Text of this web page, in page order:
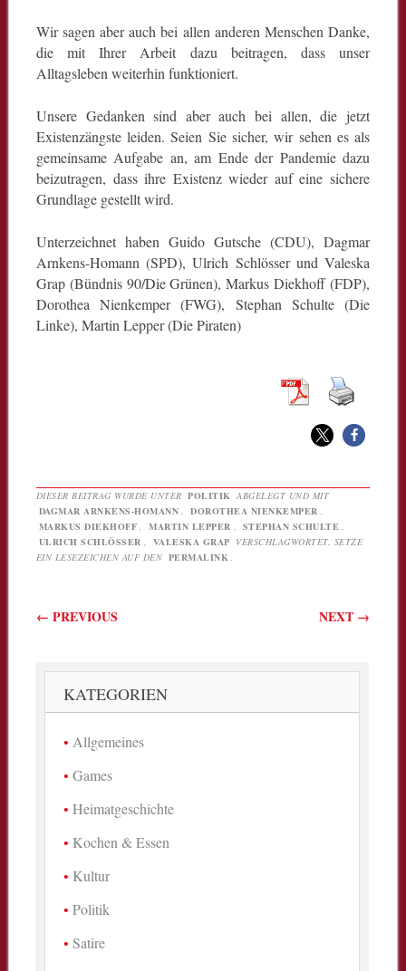
Wir sagen aber auch bei allen anderen Menschen Danke,
die mit Ihrer Arbeit dazu beitragen, dass unser
Alltagsleben weiterhin funktioniert.
Unsere Gedanken sind aber auch bei allen, die jetzt
Existenzängste leiden. Seien Sie sicher, wir sehen es als
gemeinsame Aufgabe an, am Ende der Pandemie dazu
beizutragen, dass ihre Existenz wieder auf eine sichere
Grundlage gestellt wird.
Unterzeichnet haben Guido Gutsche (CDU), Dagmar
Arnkens-Homann (SPD), Ulrich Schlösser und Valeska
Grap (Bündnis 90/Die Grünen), Markus Diekhoff (FDP),
Dorothea Nienkemper (FWG), Stephan Schulte (Die
Linke), Martin Lepper (Die Piraten)
DIESER BEITRAG WURDE UNTER POLITIK ABGELEGT UND MIT
DAGMAR ARNKENS-HOMANN , DOROTHEA NIENKEMPER ,
MARKUS DIEKHOFF , MARTIN LEPPER , STEPHAN SCHULTE ,
ULRICH SCHLÖSSER , VALESKA GRAP VERSCHLAGWORTET. SETZE
EIN LESEZEICHEN AUF DEN PERMALINK .
Beitragsnavigation
← PREVIOUS NEXT →
KATEGORIEN
Allgemeines
Games
Heimatgeschichte
Kochen & Essen
Kultur
Politik
Satire